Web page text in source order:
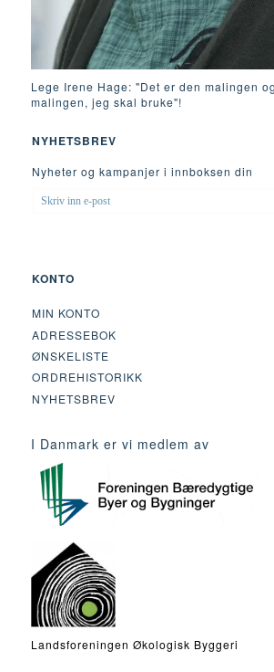
Lege Irene Hage: "Det er den malingen
malingen, jeg skal bruke"!
NYHETSBREV
Nyheter og kampanjer i innboksen din
SKRIV
INN
KONTO
MIN KONTO
ADRESSEBOK
ØNSKELISTE
ORDREHISTORIKK
NYHETSBREV
I Danmark er vi medlem av
Landsforeningen Økologisk Byggeri